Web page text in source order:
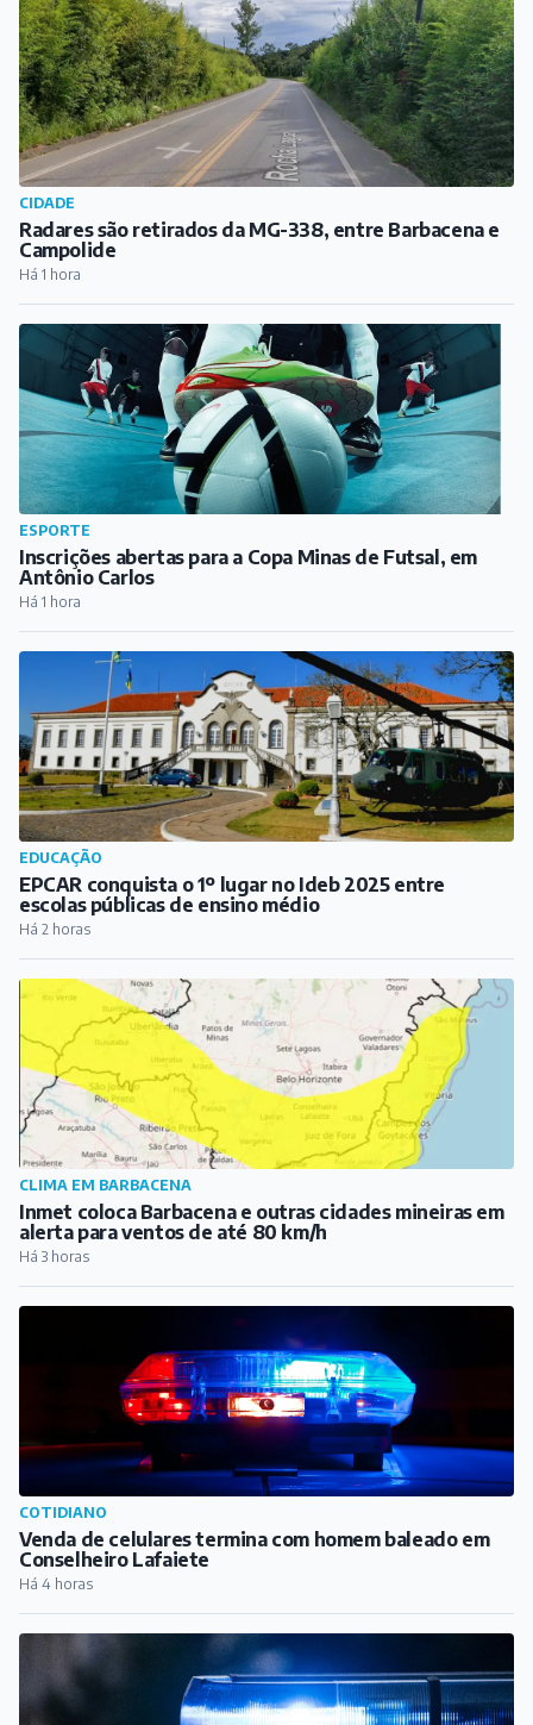
CIDADE
Radares são retirados da MG-338, entre Barbacena e
Campolide
Há 1 hora
ESPORTE
Inscrições abertas para a Copa Minas de Futsal, em
Antônio Carlos
Há 1 hora
EDUCAÇÃO
EPCAR conquista o 1º lugar no Ideb 2025 entre
escolas públicas de ensino médio
Há 2 horas
CLIMA EM BARBACENA
Inmet coloca Barbacena e outras cidades mineiras em
alerta para ventos de até 80 km/h
Há 3 horas
COTIDIANO
Venda de celulares termina com homem baleado em
Conselheiro Lafaiete
Há 4 horas